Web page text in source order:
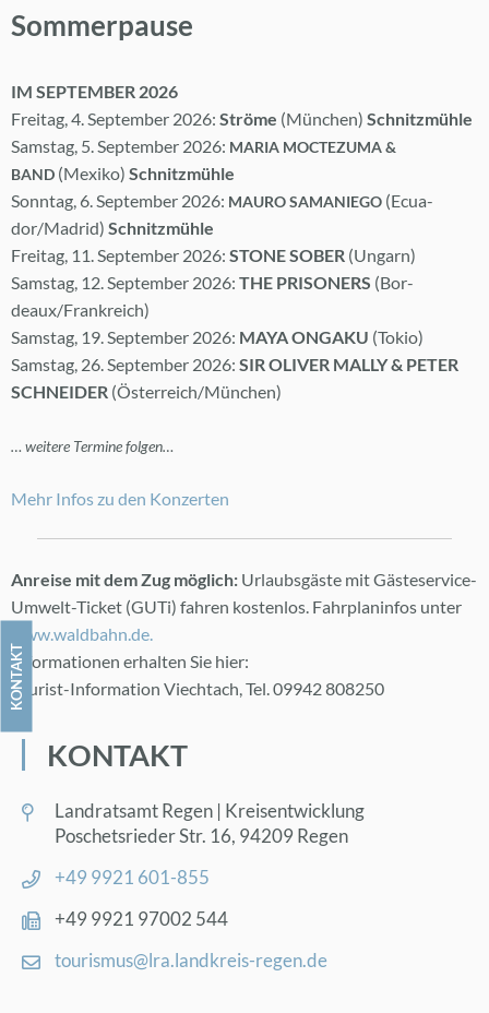
Som­mer­pau­se
IM SEP­TEM­BER 2026
Frei­tag, 4. Sep­tem­ber 2026: Strö­me (Mün­chen) Schnitz­müh­le
Sams­tag, 5. Sep­tem­ber 2026: MA­RIA MOC­TE­ZU­MA &
BAND (Me­xi­ko) Schnitz­müh­le
Sonn­tag, 6. Sep­tem­ber 2026: MAU­RO SA­MA­NIE­GO (Ecua­
dor/Ma­drid) Schnitz­müh­le
Frei­tag, 11. Sep­tem­ber 2026: STONE SO­BER (Un­garn)
Sams­tag, 12. Sep­tem­ber 2026: THE PRI­SONERS (Bor­
deaux/Frank­reich)
Sams­tag, 19. Sep­tem­ber 2026: MAYA ONGA­KU (To­kio)
Sams­tag, 26. Sep­tem­ber 2026: SIR OLI­VER MAL­LY & PE­TER
SCHNEI­DER (Ös­ter­reich/Mün­chen)
… wei­te­re Ter­mi­ne fol­gen…
Mehr In­fos zu den Kon­zer­ten
An­rei­se mit dem Zug mög­lich: Ur­laubs­gäs­te mit Gäs­te­s­er­vice-
Um­welt-Ti­cket (GUTi) fah­ren kos­ten­los. Fahr­pla­n­in­fos un­ter
www.​waldbahn.​de.
In­for­ma­tio­nen er­hal­ten Sie hier:
Tou­rist-In­for­ma­ti­on Viecht­ach, Tel. 09942 808250
KON­TAKT
Land­rats­amt Re­gen | Kreis­ent­wick­lung
Po­sche­ts­rie­der Str. 16, 94209 Re­gen
+49 9921 601-855
+49 9921 97002 544
tou­ris­mus@​lra.​landkreis-re­gen.de
KON­TAKT